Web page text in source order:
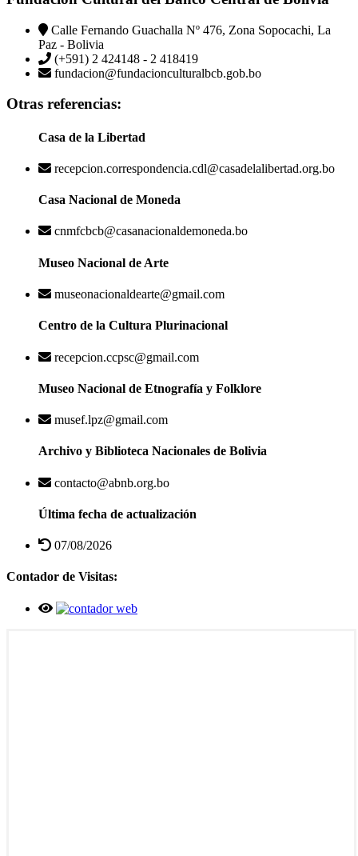
Calle Fernando Guachalla Nº 476, Zona Sopocachi, La
Paz - Bolivia
(+591) 2 424148 - 2 418419
fundacion@fundacionculturalbcb.gob.bo
Otras referencias:
Casa de la Libertad
recepcion.correspondencia.cdl@casadelalibertad.org.bo
Casa Nacional de Moneda
cnmfcbcb@casanacionaldemoneda.bo
Museo Nacional de Arte
museonacionaldearte@gmail.com
Centro de la Cultura Plurinacional
recepcion.ccpsc@gmail.com
Museo Nacional de Etnografía y Folklore
musef.lpz@gmail.com
Archivo y Biblioteca Nacionales de Bolivia
contacto@abnb.org.bo
Última fecha de actualización
07/08/2026
Contador de Visitas: